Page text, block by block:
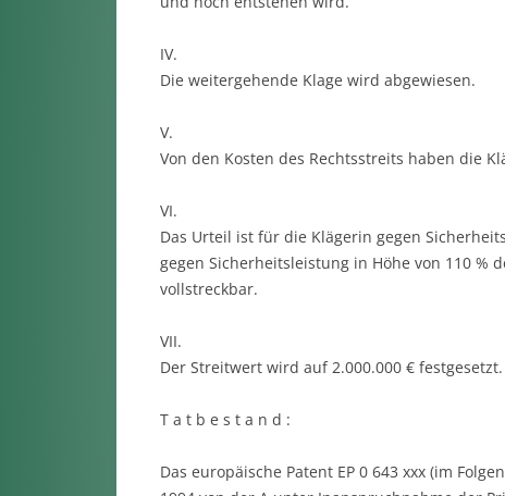
IV.
Die weitergehende Klage wird abgewiesen.
V.
Von den Kosten des Rechtsstreits haben die
VI.
Das Urteil ist für die Klägerin gegen
gegen Sicherheitsleistung in Höhe von 110 %
vollstreckbar.
VII.
Der Streitwert wird auf 2.000.000 € festgesetzt.
T a t b e s t a n d :
Das europäische Patent EP 0 643 xxx (im